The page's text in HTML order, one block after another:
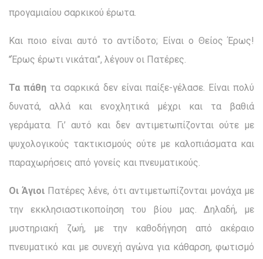
προγαμιαίου σαρκικού έρωτα.
Και ποιο είναι αυτό το αντίδοτο; Είναι ο Θείος Έρως!
’’Έρως έρωτι νικάται’’, λέγουν οι Πατέρες.
Τα πάθη τα σαρκικά δεν είναι παίξε-γέλασε. Είναι πολύ
δυνατά, αλλά και ενοχλητικά μέχρι και τα βαθιά
γεράματα. Γι’ αυτό και δεν αντιμετωπίζονται ούτε με
ψυχολογικούς τακτικισμούς ούτε με καλοπιάσματα και
παραχωρήσεις από γονείς και πνευματικούς.
Οι Άγιοι Πατέρες λένε, ότι αντιμετωπίζονται μονάχα με
την εκκλησιαστικοποίηση του βίου μας. Δηλαδή, με
μυστηριακή ζωή, με την καθοδήγηση από ακέραιο
πνευματικό και με συνεχή αγώνα για κάθαρση, φωτισμό